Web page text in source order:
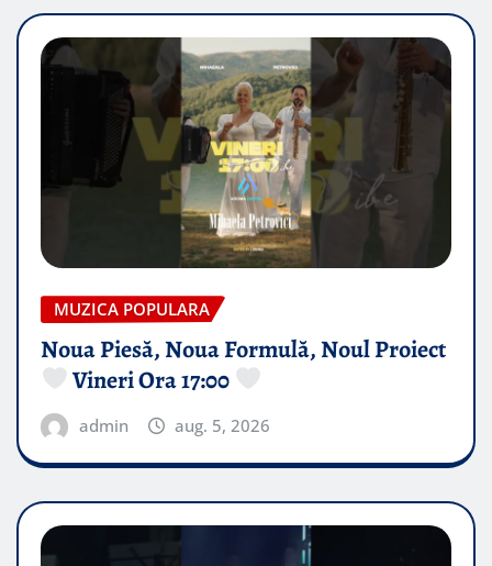
MUZICA POPULARA
Noua Piesă, Noua Formulă, Noul Proiect
Vineri Ora 17:00
admin aug. 5, 2026